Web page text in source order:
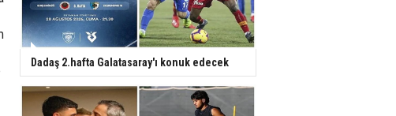
Dadaş 2.hafta Galatasaray'ı konuk edecek